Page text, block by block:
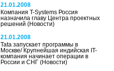
21.01.2008
Компания T-Systems Россия
назначила главу Центра проектных
решений(Новости)
21.01.2008
Tata запускает программы в
Москве/ Крупнейшая индийская IT-
компания начинает операции в
России и СНГ(Новости)